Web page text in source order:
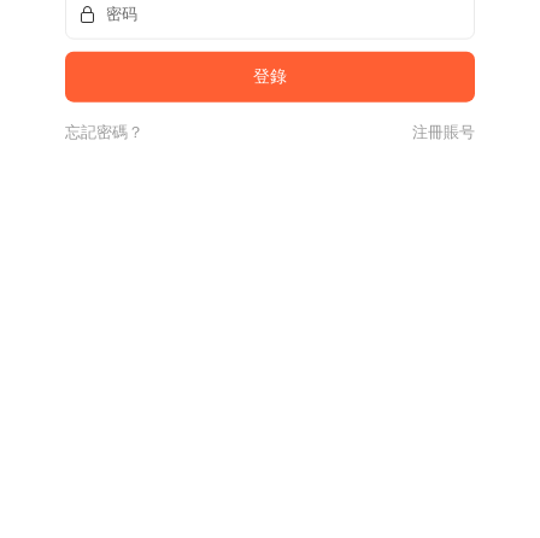
忘記密碼？ 注冊賬号